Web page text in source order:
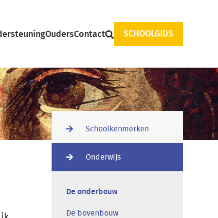
OudersContact SCHOOLGIDS
Main
navigation
Schoolkenmerken
Onderwijs
De onderbouw
De bovenbouw